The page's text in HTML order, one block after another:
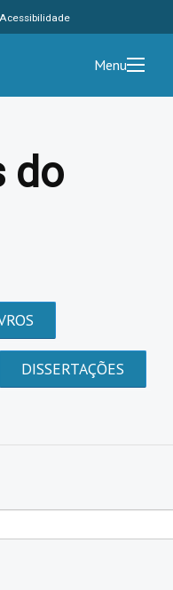
Acessibilidade
Menu
do
DISSERTAÇÕES